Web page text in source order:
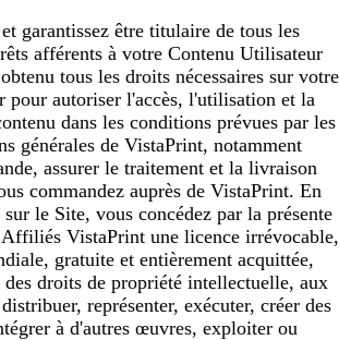
garantissez être titulaire de tous les
afférents à votre Contenu Utilisateur
tous les droits nécessaires sur votre
pour autoriser l'accès, l'utilisation et la
dans les conditions prévues par les
générales de VistaPrint, notamment
assurer le traitement et la livraison
commandez auprès de VistaPrint. En
sur le Site, vous concédez par la présente
VistaPrint une licence irrévocable,
gratuite et entièrement acquittée,
droits de propriété intellectuelle, aux
représenter, exécuter, créer des
à d'autres œuvres, exploiter ou